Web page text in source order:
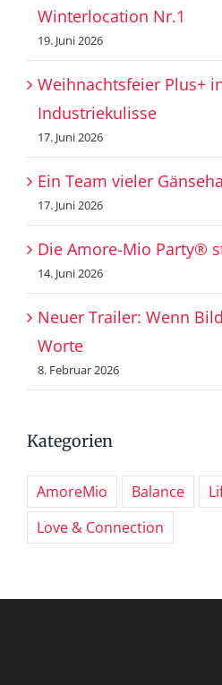
Winterlocation Nr.1
19. Juni 2026
Weihnachtsfeier Plus+
Industriekulisse
17. Juni 2026
Ein Team vieler
17. Juni 2026
Die Amore-Mio Party®
14. Juni 2026
Neuer Trailer: Wenn
Worte
8. Februar 2026
Kategorien
AmoreMio Balance
Love & Connection